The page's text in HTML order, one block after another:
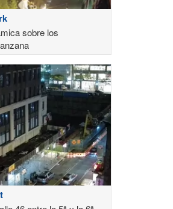
sobre los